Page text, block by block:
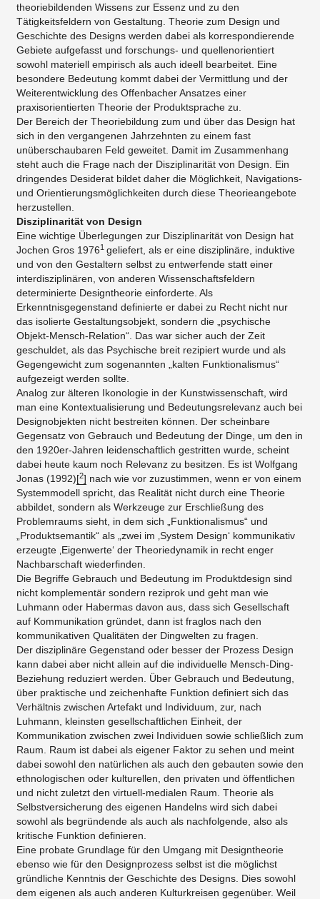
theoriebildenden Wissens zur Essenz und zu den
Tätigkeitsfeldern von Gestaltung. Theorie zum Design und
Geschichte des Designs werden dabei als korrespondierende
Gebiete aufgefasst und forschungs- und quellenorientiert
sowohl materiell empirisch als auch ideell bearbeitet. Eine
besondere Bedeutung kommt dabei der Vermittlung und der
Weiterentwicklung des Offenbacher Ansatzes einer
praxisorientierten Theorie der Produktsprache zu.
Der Bereich der Theoriebildung zum und über das Design hat
sich in den vergangenen Jahrzehnten zu einem fast
unüberschaubaren Feld geweitet. Damit im Zusammenhang
steht auch die Frage nach der Disziplinarität von Design. Ein
dringendes Desiderat bildet daher die Möglichkeit, Navigations-
und Orientierungsmöglichkeiten durch diese Theorieangebote
herzustellen.
Disziplinarität von Design
Eine wichtige Überlegungen zur Disziplinarität von Design hat
Jochen Gros 19761 geliefert, als er eine disziplinäre, induktive
und von den Gestaltern selbst zu entwerfende statt einer
interdisziplinären, von anderen Wissenschaftsfeldern
determinierte Designtheorie einforderte. Als
Erkenntnisgegenstand definierte er dabei zu Recht nicht nur
das isolierte Gestaltungsobjekt, sondern die „psychische
Objekt-Mensch-Relation“. Das war sicher auch der Zeit
geschuldet, als das Psychische breit rezipiert wurde und als
Gegengewicht zum sogenannten „kalten Funktionalismus“
aufgezeigt werden sollte.
Analog zur älteren Ikonologie in der Kunstwissenschaft, wird
man eine Kontextualisierung und Bedeutungsrelevanz auch bei
Designobjekten nicht bestreiten können. Der scheinbare
Gegensatz von Gebrauch und Bedeutung der Dinge, um den in
den 1920er-Jahren leidenschaftlich gestritten wurde, scheint
dabei heute kaum noch Relevanz zu besitzen. Es ist Wolfgang
Jonas (1992)[2] nach wie vor zuzustimmen, wenn er von einem
Systemmodell spricht, das Realität nicht durch eine Theorie
abbildet, sondern als Werkzeuge zur Erschließung des
Problemraums sieht, in dem sich „Funktionalismus“ und
„Produktsemantik“ als „zwei im ‚System Design‘ kommunikativ
erzeugte ‚Eigenwerte‘ der Theoriedynamik in recht enger
Nachbarschaft wiederfinden.
Die Begriffe Gebrauch und Bedeutung im Produktdesign sind
nicht komplementär sondern reziprok und geht man wie
Luhmann oder Habermas davon aus, dass sich Gesellschaft
auf Kommunikation gründet, dann ist fraglos nach den
kommunikativen Qualitäten der Dingwelten zu fragen.
Der disziplinäre Gegenstand oder besser der Prozess Design
kann dabei aber nicht allein auf die individuelle Mensch-Ding-
Beziehung reduziert werden. Über Gebrauch und Bedeutung,
über praktische und zeichenhafte Funktion definiert sich das
Verhältnis zwischen Artefakt und Individuum, zur, nach
Luhmann, kleinsten gesellschaftlichen Einheit, der
Kommunikation zwischen zwei Individuen sowie schließlich zum
Raum. Raum ist dabei als eigener Faktor zu sehen und meint
dabei sowohl den natürlichen als auch den gebauten sowie den
ethnologischen oder kulturellen, den privaten und öffentlichen
und nicht zuletzt den virtuell-medialen Raum. Theorie als
Selbstversicherung des eigenen Handelns wird sich dabei
sowohl als begründende als auch als nachfolgende, also als
kritische Funktion definieren.
Eine probate Grundlage für den Umgang mit Designtheorie
ebenso wie für den Designprozess selbst ist die möglichst
gründliche Kenntnis der Geschichte des Designs. Dies sowohl
dem eigenen als auch anderen Kulturkreisen gegenüber. Weil